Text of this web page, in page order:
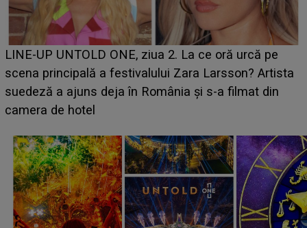
Ce a dezvăluit noua concurentă din "Casa Iubirii" l-a
luat prin surprindere pe Emanuel. CINE ESTE
BĂIATUL VIZAT de Alexandra?! Aflându-se în fața
faptului împlinit, A RECUNOSCUT IMEDIAT: "Am